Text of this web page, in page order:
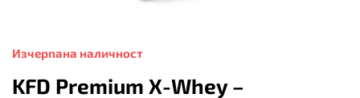
Изчерпана наличност
KFD Premium X-Whey –